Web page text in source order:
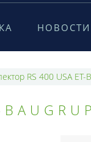
НОВОСТИ
RS 400 USA ET-